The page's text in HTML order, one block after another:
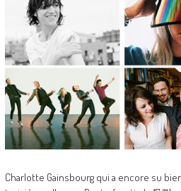
Charlotte Gainsbourg qui a encore su